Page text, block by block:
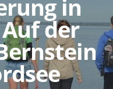
in
der